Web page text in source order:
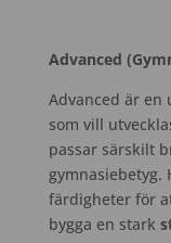
Advanced
Advanced är en
som vill
passar särskilt
gymnasiebetyg.
färdigheter för
bygga en stark